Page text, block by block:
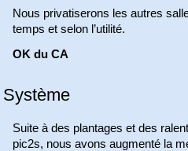
Nous privatiserons les autres
temps et selon l’utilité.
OK du CA
Système
Suite à des plantages et des
pic2s, nous avons augmenté la